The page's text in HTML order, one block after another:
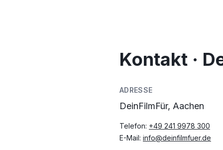
Kontakt ·
ADRESSE
DeinFilmFür, Aachen
Telefon: +49 241 9978 300
E-Mail: info@deinfilmfuer.de